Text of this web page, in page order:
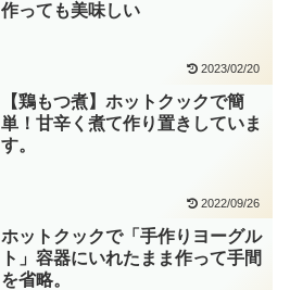
作っても美味しい
2023/02/20
【鶏もつ煮】ホットクックで簡
単！甘辛く煮て作り置きしていま
す。
2022/09/26
ホットクックで「手作りヨーグル
ト」容器にいれたまま作って手間
を省略。